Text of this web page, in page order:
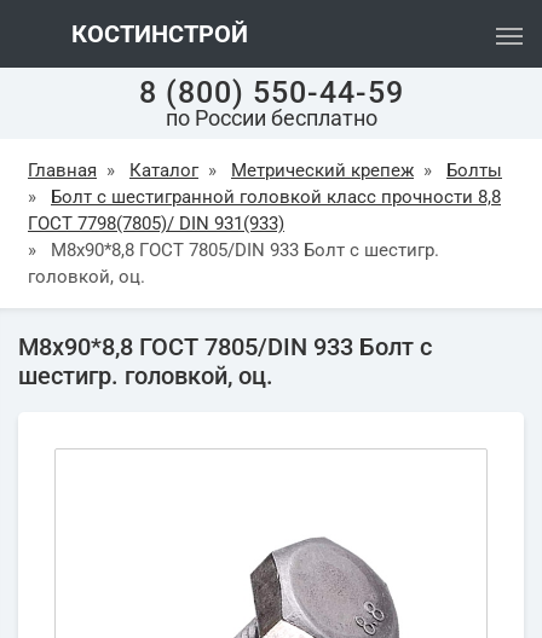
КОСТИНСТРОЙ
8 (800) 550-44-59
по России бесплатно
Главная » Каталог » Метрический крепеж »
Болты
»
Болт с шестигранной головкой класс прочности 8,8
ГОСТ 7798(7805)/ DIN 931(933)
»
М8х90*8,8 ГОСТ 7805/DIN 933 Болт с шестигр.
головкой, оц.
М8х90*8,8 ГОСТ 7805/DIN 933 Болт с
шестигр. головкой, оц.